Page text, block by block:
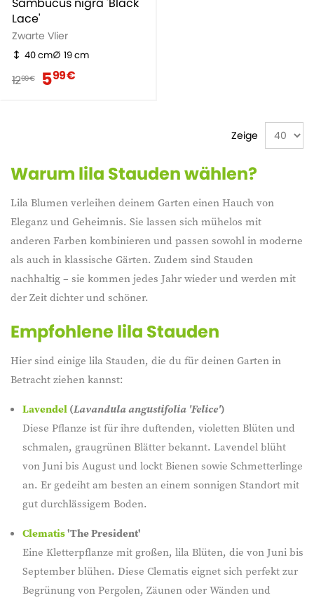
Sambucus nigra 'Black
Lace'
Zwarte Vlier
40 cm 19 cm
1299 € 599 €
Zeige
Warum lila Stauden wählen?
Lila Blumen verleihen deinem Garten einen Hauch von
Eleganz und Geheimnis. Sie lassen sich mühelos mit
anderen Farben kombinieren und passen sowohl in moderne
als auch in klassische Gärten. Zudem sind Stauden
nachhaltig – sie kommen jedes Jahr wieder und werden mit
der Zeit dichter und schöner.
Empfohlene lila Stauden
Hier sind einige lila Stauden, die du für deinen Garten in
Betracht ziehen kannst:
Lavendel(Lavandula angustifolia 'Felice')
Diese Pflanze ist für ihre duftenden, violetten Blüten und
schmalen, graugrünen Blätter bekannt. Lavendel blüht
von Juni bis August und lockt Bienen sowie Schmetterlinge
an. Er gedeiht am besten an einem sonnigen Standort mit
gut durchlässigem Boden.
Clematis'The President'
Eine Kletterpflanze mit großen, lila Blüten, die von Juni bis
September blühen. Diese Clematis eignet sich perfekt zur
Begrünung von Pergolen, Zäunen oder Wänden und